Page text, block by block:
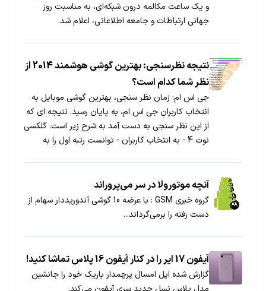
و یک ساعت مکالمه درون شبکه‌ای، به مناسبت روز
جهانی ارتباطات و جامعه اطلاعاتی، اعلام شد.
نتیجه نظرسنجی: بهترین گوشی هوشمند 2014 از
نظر شما کدام است؟
جی اس ام: زمان نظر سنجی، بهترین گوشی موبایل به
انتخاب کاربران جی اس ام، به پایان رسید. نتیجه ای که
از این نظر سنجی به دست آمد به شرح زیر است. گلکسی
نوت 4 - به انتخاب کاربران - توانست رتبه اول را به
با اختلاف زیاد از این دو پرچمدار در رتبه های بعدی قرار
گرفته اند.
آنچه موتورولا در سر می‌پروراند
گروه خبری GSM : با عرضه 10 گوشی آندوریددار سهام از
دست رفته را برمی‌گرداند...
آیفون 17 ایر را در کنار آیفون 16 پلاس تماشا کنید!
گزارش شده اپل امسال پرچمدار باریک خود را جانشین